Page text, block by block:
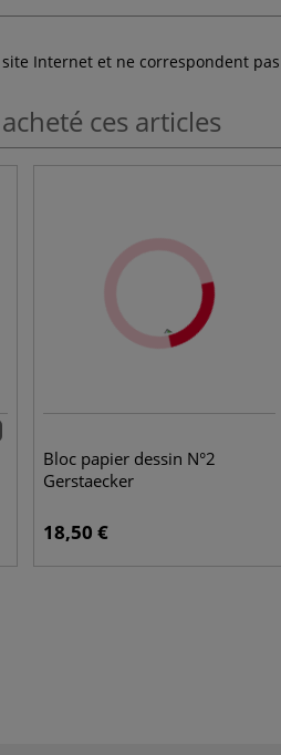
Internet et ne correspondent
ces articles
Bloc papier dessin N°2
Gerstaecker
18,50 €